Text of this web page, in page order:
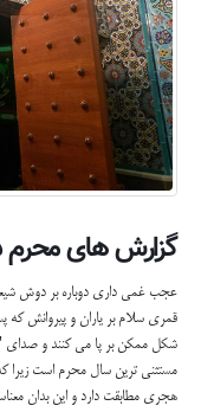
گزارش های محرم ۱۳۹۵-شب اول + تصاویر
شکل ممکن بر پا می کنند و صدای "
هجری مطابقت دارد و این بدان